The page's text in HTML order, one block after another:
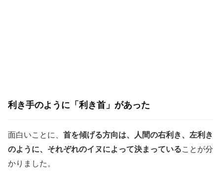
利き手のように「利き首」があった
面白いことに、 首を傾げる方向は、人間の右利き、左利き
のように、それぞれのイヌによって決まっていることが分
かりました。